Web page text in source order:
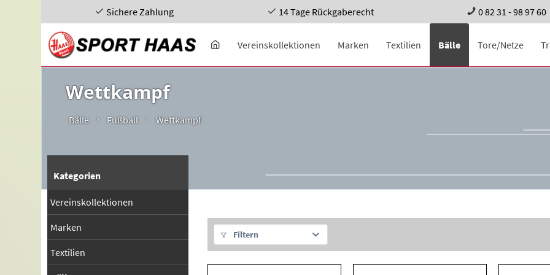
Sichere Zahlung 14 Tage Rückgaberecht 0 82 31 - 98 97 60
Vereinskollektionen Marken Textilien Bälle Tore/Netze
Wettkampf
Bälle Fußball Wettkampf
Kategorien
Vereinskollektionen
Marken
Textilien
Filtern